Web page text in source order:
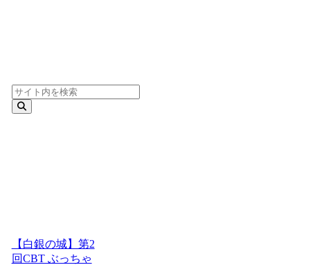
【白銀の城】第2
回CBT ぶっちゃ